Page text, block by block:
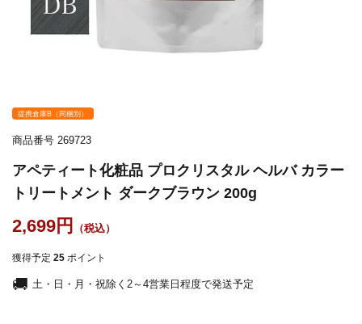
提携倉庫B（同梱別）
商品番号 269723
アペティート化粧品 プロクリスタル ヘルバ カラー
トリートメント ダークブラウン 200g
2,699
獲得予定 25 ポイント
土・日・月・祝除く2～4営業日程度で発送予定